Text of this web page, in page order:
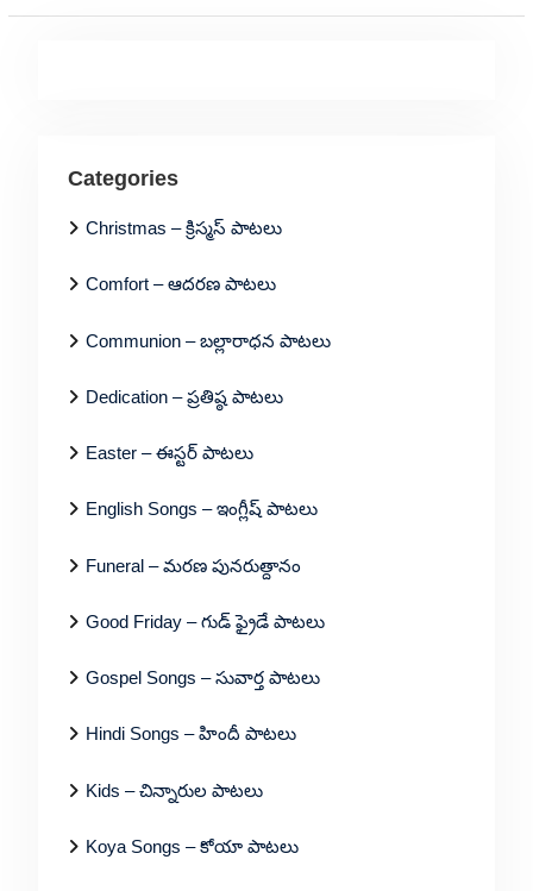
Categories
Christmas – క్రిస్మస్ పాటలు
Comfort – ఆదరణ పాటలు
Communion – బల్లారాధన పాటలు
Dedication – ప్రతిష్ఠ పాటలు
Easter – ఈస్టర్ పాటలు
English Songs – ఇంగ్లీష్ పాటలు
Funeral – మరణ పునరుత్దానం
Good Friday – గుడ్ ఫ్రైడే పాటలు
Gospel Songs – సువార్త పాటలు
Hindi Songs – హిందీ పాటలు
Kids – చిన్నారుల పాటలు
Koya Songs – కోయా పాటలు